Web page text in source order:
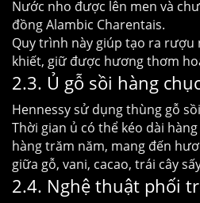
Nước nho được lên men và
đồng Alambic Charentais.
Quy trình này giúp tạo ra rượu
khiết, giữ được hương thơm
2.3. Ủ gỗ sồi hàng
Hennessy sử dụng thùng gỗ
Thời gian ủ có thể kéo dài
hàng trăm năm, mang đến
giữa gỗ, vani, cacao, trái cây
2.4. Nghệ thuật phối